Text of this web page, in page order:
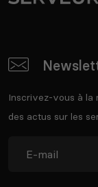
Inscrivez-vous à la
des actus sur les